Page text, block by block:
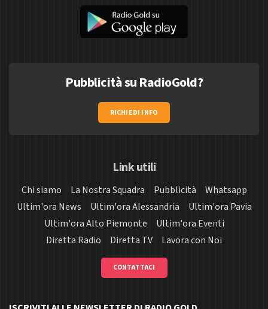
Pubblicità su RadioGold?
RICHIEDI INFO
Link utili
Chi siamo La Nostra Squadra Pubblicità
Whatsapp
Ultim'ora News
Ultim'ora Alessandria
Ultim'ora Pavia
Ultim'ora Alto Piemonte
Ultim'ora Eventi
Diretta Radio
Diretta TV Lavora con Noi
CONTATTACI